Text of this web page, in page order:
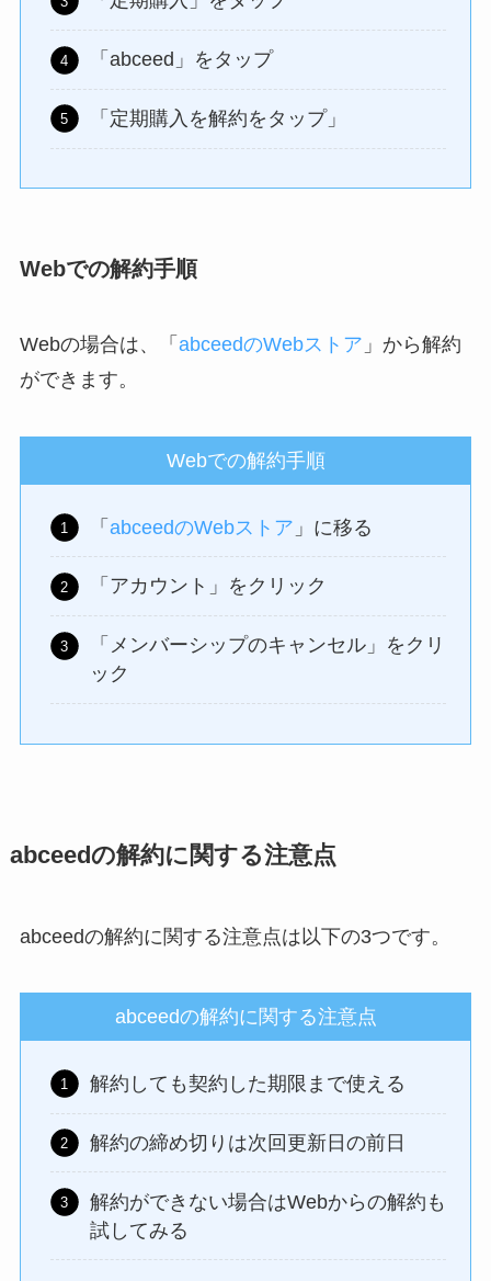
「abceed」をタップ
「定期購入を解約をタップ」
Webでの解約手順
Webの場合は、「 abceedのWebストア 」から解約
ができます。
Webでの解約手順
「 abceedのWebストア 」に移る
「アカウント」をクリック
「メンバーシップのキャンセル」をクリ
ック
abceedの解約に関する注意点
abceedの解約に関する注意点は以下の3つです。
abceedの解約に関する注意点
解約しても契約した期限まで使える
解約の締め切りは次回更新日の前日
解約ができない場合はWebからの解約も
試してみる